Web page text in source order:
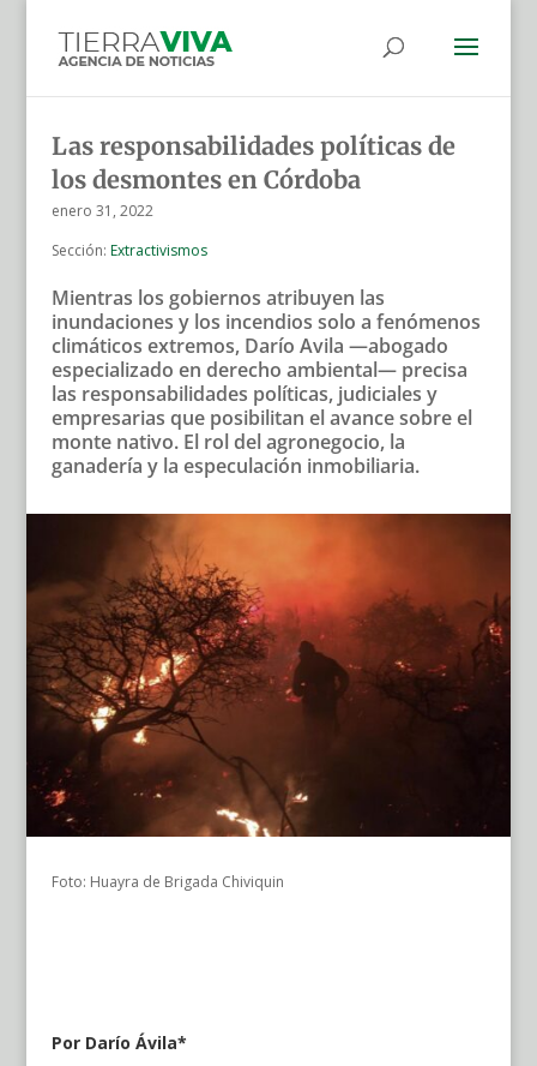
Las responsabilidades políticas de
los desmontes en Córdoba
enero 31, 2022
Sección: Extractivismos
Mientras los gobiernos atribuyen las
inundaciones y los incendios solo a fenómenos
climáticos extremos, Darío Avila —abogado
especializado en derecho ambiental— precisa
las responsabilidades políticas, judiciales y
empresarias que posibilitan el avance sobre el
monte nativo. El rol del agronegocio, la
ganadería y la especulación inmobiliaria.
Foto: Huayra de Brigada Chiviquin
Por Darío Ávila*